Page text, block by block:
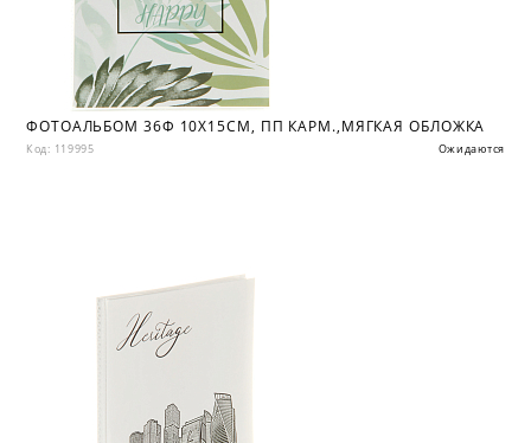
ФОТОАЛЬБОМ 36Ф 10X15СМ, ПП КАРМ.,МЯГКАЯ ОБЛОЖКА
Код: 119995 Ожидаются